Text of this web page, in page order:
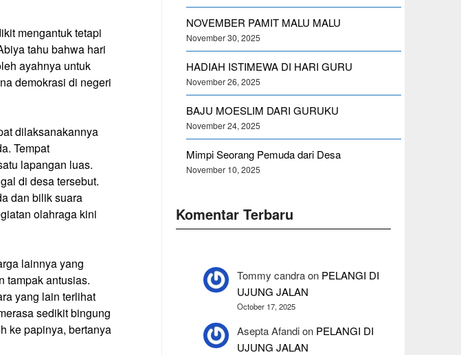
mengantuk tetapi
tahu bahwa hari
ayahnya untuk
demokrasi di negeri
dilaksanakannya
Tempat
lapangan luas.
di desa tersebut.
dan bilik suara
olahraga kini
lainnya yang
tampak antusias.
yang lain terlihat
sedikit bingung
ke papinya, bertanya
NOVEMBER PAMIT MALU MALU
November 30, 2025
HADIAH ISTIMEWA DI HARI GURU
November 26, 2025
BAJU MOESLIM DARI GURUKU
November 24, 2025
Mimpi Seorang Pemuda dari Desa
November 10, 2025
Komentar Terbaru
Tommy candraon PELANGI DI
UJUNG JALAN
October 17, 2025
Asepta Afandion PELANGI DI
UJUNG JALAN